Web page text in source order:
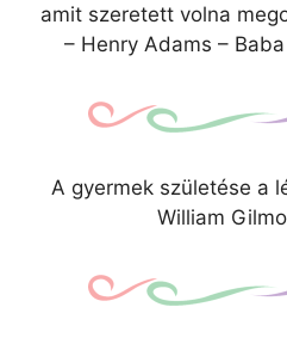
amit szeretett volna
– Henry Adams –
A gyermek születése a
William